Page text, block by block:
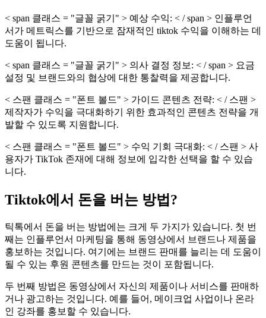
< span 클래스 = "글꼴 굵기" > 예상 수익: < / span > 인플루언
서가 메트릭스를 기반으로 잠재적인 tiktok 수익을 이해하는 데
도움이 됩니다.
< span 클래스 = "글꼴 굵기" > 의사 결정 정보: < / span > 요금
설정 및 브랜드와의 협상에 대한 통찰력을 제공합니다.
< 스팬 클래스 = "폰트 볼드" > 가이드 콘텐츠 전략: < / 스팬 >
제작자가 수익을 극대화하기 위한 효과적인 콘텐츠 전략을 개
발할 수 있도록 지원합니다.
< 스팬 클래스 = "폰트 볼드" > 수익 기회 극대화: < / 스팬 > 사
용자가 TikTok 존재에 대해 정보에 입각한 선택을 할 수 있습
니다.
Tiktok에서 돈을 버는 방법?
틱톡에서 돈을 버는 방법에는 크게 두 가지가 있습니다. 첫 번
째는 인플루언서 마케팅을 통해 동영상에서 브랜드나 제품을
홍보하는 것입니다. 여기에는 브랜드 판매를 늘리는 데 도움이
될 수 있는 후원 콘텐츠를 만드는 것이 포함됩니다.
두 번째 방법은 동영상에서 자신의 제품이나 서비스를 판매하
거나 광고하는 것입니다. 예를 들어, 메이크업 사업이나 온라
인 강좌를 홍보할 수 있습니다.